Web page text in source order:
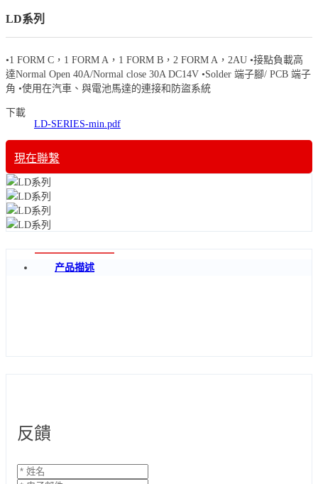
LD系列
•1 FORM C，1 FORM A，1 FORM B，2 FORM A，2AU •接點負載高
達Normal Open 40A/Normal close 30A DC14V •Solder 端子腳/ PCB 端子
角 •使用在汽車、與電池馬達的連接和防盜系統
下載
LD-SERIES-min.pdf
現在聯繫
产品描述
反饋